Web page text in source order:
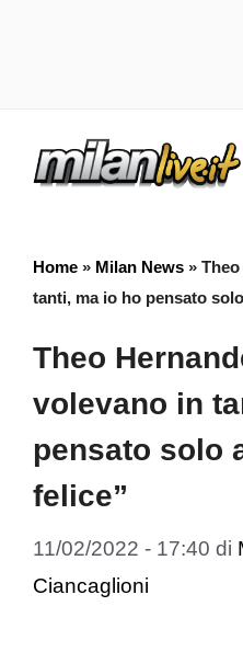
Home » Milan News »
tanti, ma io ho pensato
Theo
volevano in
pensato solo
felice”
11/02/2022 - 17:40 di
Ciancaglioni